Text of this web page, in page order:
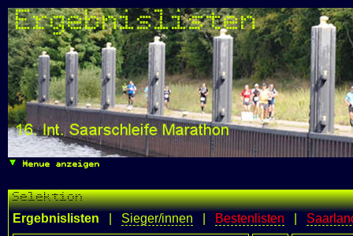
Ergebnislisten
Menue anzeigen
Selektion
Ergebnislisten Sieger/innen Bestenlisten